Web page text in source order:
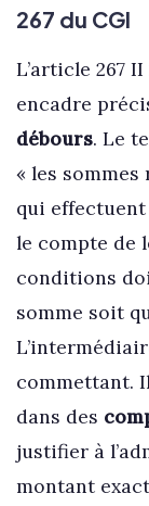
267 du CGI
L’article 267
encadre
débours. Le
« les
qui effectuent
le compte de
conditions
somme soit
commettant.
dans des
justifier à
montant